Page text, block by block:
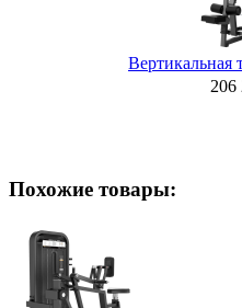
Вертикальная
206
Похожие товары: